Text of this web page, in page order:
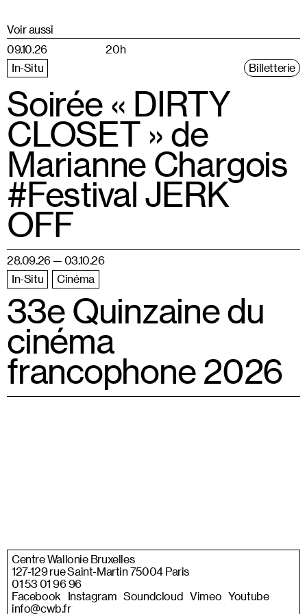
Voir aussi
09.10.26
20h
In-Situ
Billetterie
Soirée « DIRTY
CLOSET » de
Marianne Chargois
#Festival JERK
OFF
28.09.26 — 03.10.26
In-Situ
Cinéma
33e Quinzaine du
cinéma
francophone 2026
Centre Wallonie Bruxelles
127-129 rue Saint-Martin 75004 Paris
01 53 01 96 96
Facebook
Instagram Soundcloud Vimeo Youtube
info@cwb.fr